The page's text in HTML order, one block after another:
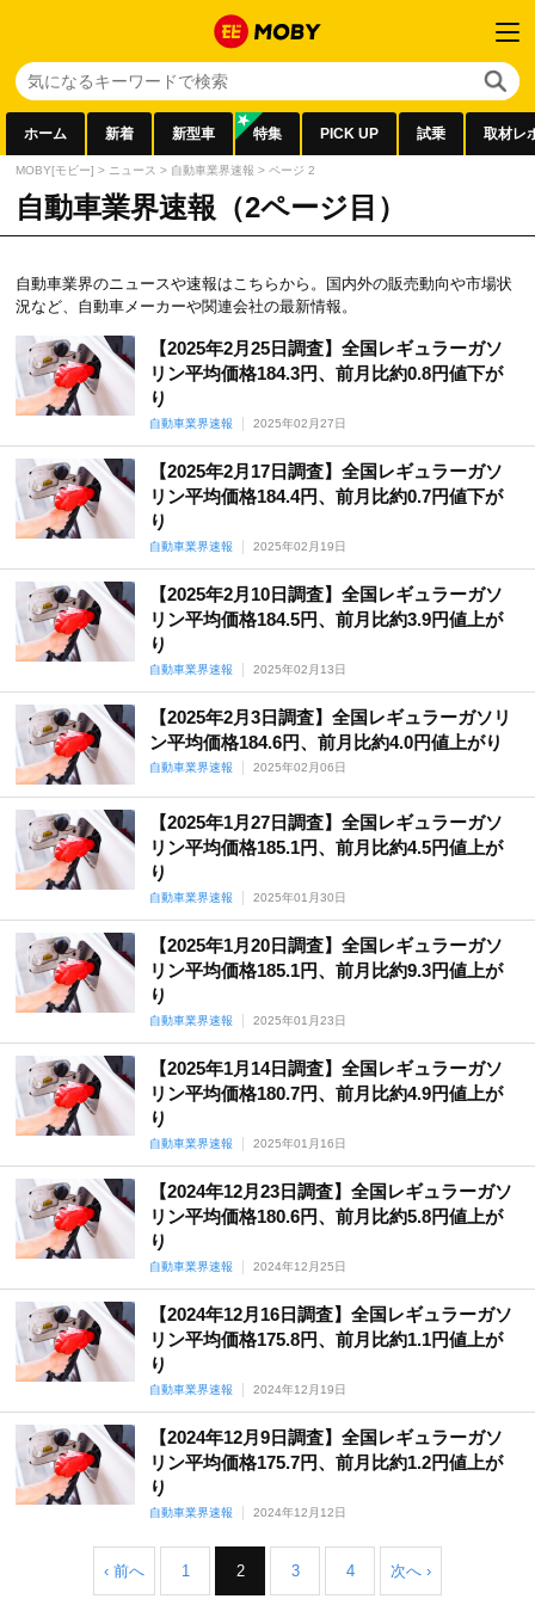
ホーム 新着 新型車 特集 PICK UP 試乗 取材レ
MOBY[モビー] > ニュース > 自動車業界速報 > ページ 2
自動車業界速報（2ページ目）
自動車業界のニュースや速報はこちらから。国内外の販売動向や市場状
況など、自動車メーカーや関連会社の最新情報。
【2025年2月25日調査】全国レギュラーガソ
リン平均価格184.3円、前月比約0.8円値下が
り
自動車業界速報 2025年02月27日
【2025年2月17日調査】全国レギュラーガソ
リン平均価格184.4円、前月比約0.7円値下が
り
自動車業界速報 2025年02月19日
【2025年2月10日調査】全国レギュラーガソ
リン平均価格184.5円、前月比約3.9円値上が
り
自動車業界速報 2025年02月13日
【2025年2月3日調査】全国レギュラーガソリ
ン平均価格184.6円、前月比約4.0円値上がり
自動車業界速報 2025年02月06日
【2025年1月27日調査】全国レギュラーガソ
リン平均価格185.1円、前月比約4.5円値上が
り
自動車業界速報 2025年01月30日
【2025年1月20日調査】全国レギュラーガソ
リン平均価格185.1円、前月比約9.3円値上が
り
自動車業界速報 2025年01月23日
【2025年1月14日調査】全国レギュラーガソ
リン平均価格180.7円、前月比約4.9円値上が
り
自動車業界速報 2025年01月16日
【2024年12月23日調査】全国レギュラーガソ
リン平均価格180.6円、前月比約5.8円値上が
り
自動車業界速報 2024年12月25日
【2024年12月16日調査】全国レギュラーガソ
リン平均価格175.8円、前月比約1.1円値上が
り
自動車業界速報 2024年12月19日
【2024年12月9日調査】全国レギュラーガソ
リン平均価格175.7円、前月比約1.2円値上が
り
自動車業界速報 2024年12月12日
‹ 前へ 1 2 3 4 次へ ›